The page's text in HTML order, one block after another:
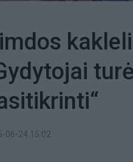
06-24 15:02